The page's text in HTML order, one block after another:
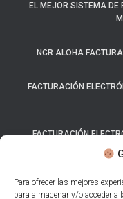
Para ofrecer las mejores
para almacenar y/o acceder
EL MEJOR SISTEMA DE
NCR ALOHA
FACTURACIÓN
FACTURACIÓN